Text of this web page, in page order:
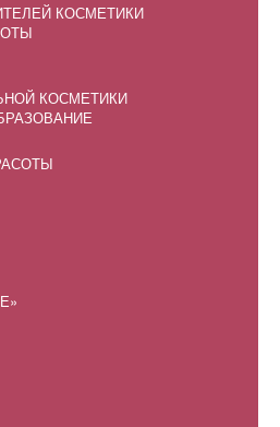
КОСМЕТИКИ
КОСМЕТИКИ